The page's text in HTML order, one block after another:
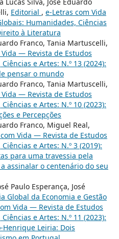
Editorial , e-Letras com Vida
Humanidades, Ciências
à Literatura
Franco, Tania Martuscelli,
— Revista de Estudos
e Artes: N.º 13 (2024):
pensar o mundo
Franco, Tania Martuscelli,
— Revista de Estudos
e Artes: N.º 10 (2023):
e Percepções
Franco, Miguel Real,
Vida — Revista de Estudos
e Artes: N.º 3 (2019):
para uma travessia pela
assinalar o centenário do seu
Paulo Esperança, José
Global da Economia e Gestão
Vida — Revista de Estudos
e Artes: N.º 11 (2023):
Leiria: Dois